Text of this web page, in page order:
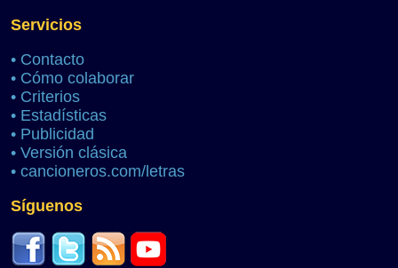
Servicios
• Contacto
• Cómo colaborar
• Criterios
• Estadísticas
• Publicidad
• Versión clásica
• cancioneros.com/letras
Síguenos